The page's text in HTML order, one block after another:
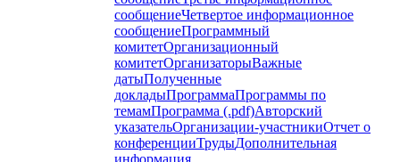
сообщениеЧетвертое информационное
сообщениеПрограммный
комитетОрганизационный
комитетОрганизаторыВажные
датыПолученные
докладыПрограммаПрограммы по
темамПрограмма (.pdf)Авторский
указательОрганизации-участникиОтчет о
конференцииТрудыДополнительная
информация